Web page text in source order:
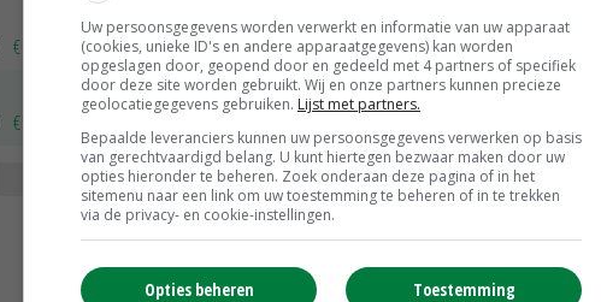
€ 2,00
€ 20,00
Uien Middenmeer Geel 30-60% grof
Noteringen
€ 0,00~ € 0,00
DCA BestPigletPrice
MEER MARKTPRIJZEN
Uw persoonsgegevens worden verwerkt en informatie van uw apparaat
(cookies, unieke ID's en andere apparaatgegevens) kan worden
opgeslagen door, geopend door en gedeeld met 4 partners of specifiek
door deze site worden gebruikt. Wij en onze partners kunnen precieze
geolocatiegegevens gebruiken. Lijst met partners.
Bepaalde leveranciers kunnen uw persoonsgegevens verwerken op basis
van gerechtvaardigd belang. U kunt hiertegen bezwaar maken door uw
opties hieronder te beheren. Zoek onderaan deze pagina of in het
sitemenu naar een link om uw toestemming te beheren of in te trekken
via de privacy- en cookie-instellingen.
Toestemming
Opties beheren